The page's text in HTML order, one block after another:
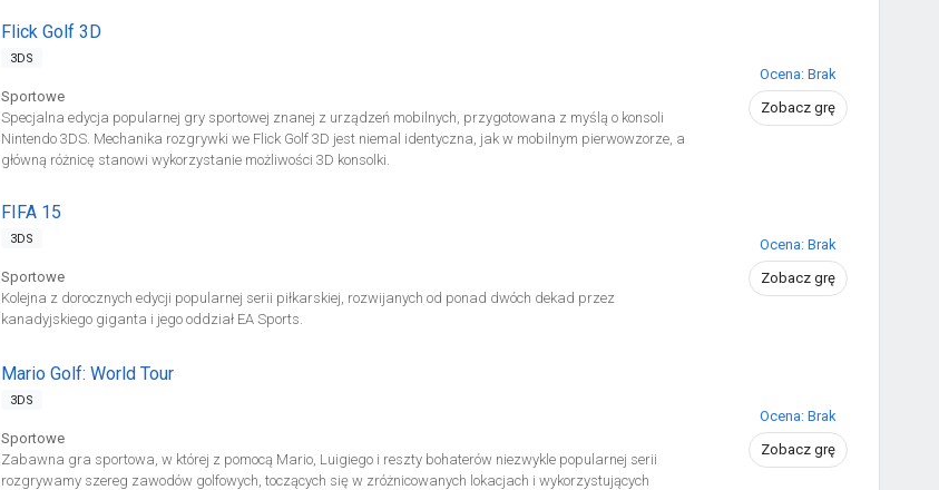
Flick Golf 3D
3DS
Sportowe
Specjalna edycja popularnej gry sportowej znanej z urządzeń mobilnych, przygotowana z myślą o konsoli
Nintendo 3DS. Mechanika rozgrywki we Flick Golf 3D jest niemal identyczna, jak w mobilnym pierwowzorze, a
główną różnicę stanowi wykorzystanie możliwości 3D konsolki.
Ocena: Brak
Zobacz grę
FIFA 15
3DS
Sportowe
Kolejna z dorocznych edycji popularnej serii piłkarskiej, rozwijanych od ponad dwóch dekad przez
kanadyjskiego giganta i jego oddział EA Sports.
Ocena: Brak
Zobacz grę
Mario Golf: World Tour
3DS
Sportowe
Zabawna gra sportowa, w której z pomocą Mario, Luigiego i reszty bohaterów niezwykle popularnej serii
rozgrywamy szereg zawodów golfowych, toczących się w zróżnicowanych lokacjach i wykorzystujących
Ocena: Brak
Zobacz grę